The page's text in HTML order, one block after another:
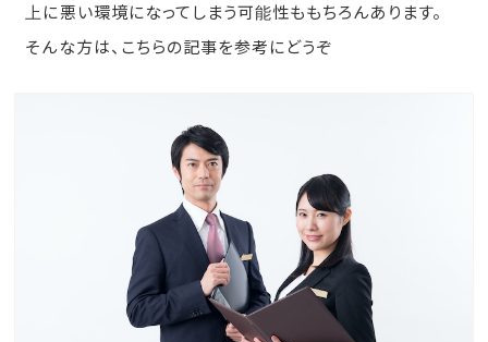
上に悪い環境になってしまう可能性ももちろんあります。
そんな方は、こちらの記事を参考にどうぞ